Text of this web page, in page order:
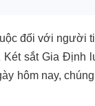
đối với người
sắt Gia Định
hôm nay,